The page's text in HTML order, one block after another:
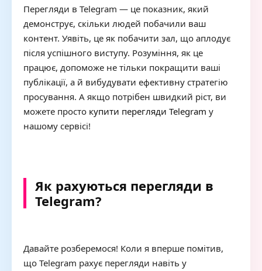
Перегляди в Telegram — це показник, який
демонструє, скільки людей побачили ваш
контент. Уявіть, це як побачити зал, що аплодує
після успішного виступу. Розуміння, як це
працює, допоможе не тільки покращити ваші
публікації, а й вибудувати ефективну стратегію
просування. А якщо потрібен швидкий ріст, ви
можете просто купити перегляди Telegram у
нашому сервісі!
Як рахуються перегляди в
Telegram?
Давайте розберемося! Коли я вперше помітив,
що Telegram рахує перегляди навіть у